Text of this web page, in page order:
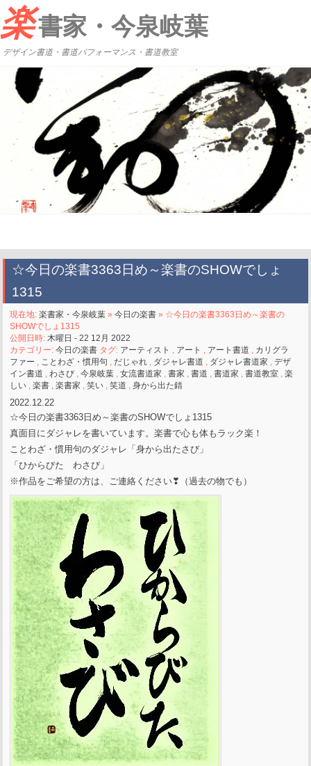
楽書家・今泉岐葉
デザイン書道・書道パフォーマンス・書道教室
☆今日の楽書3363日め～楽書のSHOWでしょ
1315
現在地:楽書家・今泉岐葉 »今日の楽書 » ☆今日の楽書3363日め～楽書の
SHOWでしょ1315
公開日時:木曜日 - 22 12月 2022
カテゴリー:今日の楽書 タグ: アーティスト , アート , アート書道 , カリグラ
ファー , ことわざ・慣用句 , だじゃれ , ダジャレ書道 , ダジャレ書道家 ,デザ
イン書道 ,わさび ,今泉岐葉 ,女流書道家 ,書家 ,書道 ,書道家 ,書道教室 ,楽
しい ,楽書 ,楽書家 ,笑い ,笑道 ,身から出た錆
2022.12.22
☆今日の楽書3363日め～楽書のSHOWでしょ1315
真面目にダジャレを書いています。楽書で心も体もラック楽！
ことわざ・慣用句のダジャレ「身から出たさび」
「ひからびた わさび」
※作品をご希望の方は、ご連絡ください❣（過去の物でも）